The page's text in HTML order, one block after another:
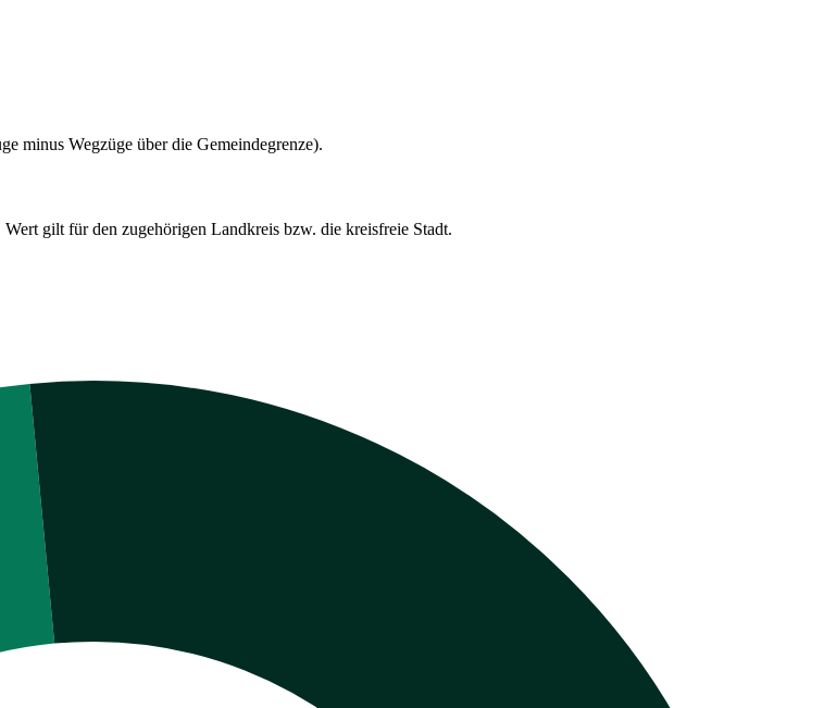
minus Wegzüge über die Gemeindegrenze).
gilt für den zugehörigen Landkreis bzw. die kreisfreie Stadt.